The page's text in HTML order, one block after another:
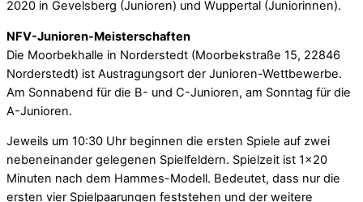
2020 in Gevelsberg (Junioren) und Wuppertal (Juniorinnen).
NFV-Junioren-Meisterschaften
Die Moorbekhalle in Norderstedt (Moorbekstraße 15, 22846
Norderstedt) ist Austragungsort der Junioren-Wettbewerbe.
Am Sonnabend für die B- und C-Junioren, am Sonntag für die
A-Junioren.
Jeweils um 10:30 Uhr beginnen die ersten Spiele auf zwei
nebeneinander gelegenen Spielfeldern. Spielzeit ist 1×20
Minuten nach dem Hammes-Modell. Bedeutet, dass nur die
ersten vier Spielpaarungen feststehen und der weitere